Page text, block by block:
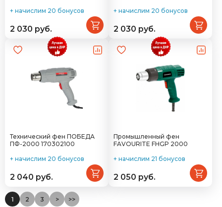
+ начислим 20 бонусов
2 030 руб.
+ начислим 20 бонусов
2 030 руб.
Технический фен ПОБЕДА
ПФ-2000 170302100
+ начислим 20 бонусов
2 040 руб.
Промышленный фен
FAVOURITE FHGP 2000
+ начислим 21 бонусов
2 050 руб.
1 2 3 > >>